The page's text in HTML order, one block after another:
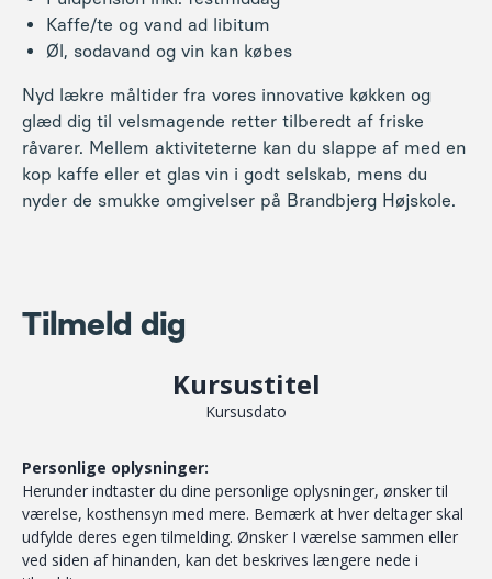
nyder de smukke omgivelser på Brandbjerg Højskole.
Tilmeld dig